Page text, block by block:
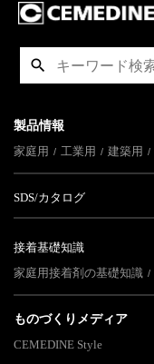
製品情報
家庭用
工業用 建築用
SDS/カタログ
接着基礎知識
家庭用接着剤の基礎知識
ものづくりメディア
CEMEDINE Style